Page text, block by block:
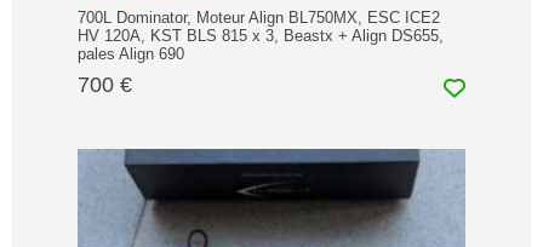
700L Dominator, Moteur Align BL750MX, ESC ICE2
HV 120A, KST BLS 815 x 3, Beastx + Align DS655,
pales Align 690
700 €